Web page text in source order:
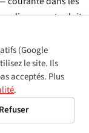
— se traduit,
jour), par 300 000 €
taux français, la
États membres
Europe
— s’appuient
(Google
le site. Ils
acceptés. Plus
.
Refuser